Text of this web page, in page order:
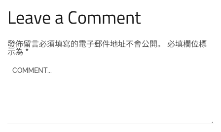
Leave a Comment
發佈留言必須填寫的電子郵件地址不會公開。 必填欄位標
示為*